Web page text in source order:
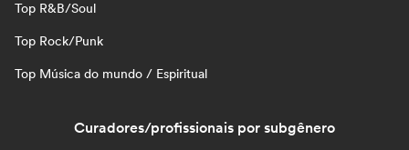
Top R&B/Soul
Top Rock/Punk
Top Música do mundo / Espiritual
Curadores/profissionais por subgênero